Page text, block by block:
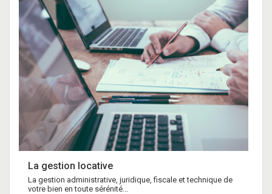
La gestion locative
La gestion administrative, juridique, fiscale et technique de
votre bien en toute sérénité...